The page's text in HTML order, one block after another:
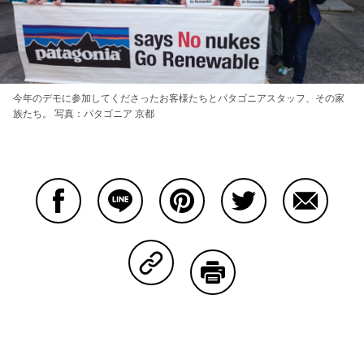
今年のデモに参加してくださったお客様たちとパタゴニアスタッフ、その家
族たち。 写真：パタゴニア 京都
Copy Linkで共有する